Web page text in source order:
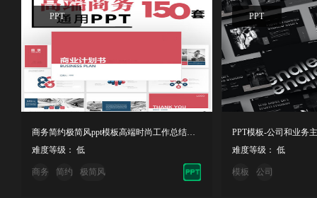
PPT
难度等级： 低
商务 简约 极简风
PPT
难度等级： 低
模板 公司